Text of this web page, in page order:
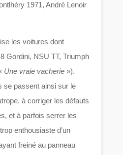
1971, André Lenoir
les voitures dont
Gordini, NSU TT, Triumph
Une vraie vacherie »).
se passent ainsi sur le
à corriger les défauts
et à parfois serrer les
enthousiaste d’un
freiné au panneau